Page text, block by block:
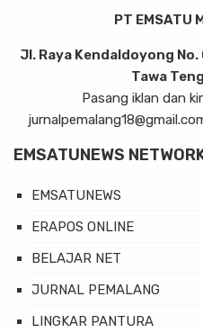
PT EMSATU
Jl. Raya Kendaldoyong
Tawa
Pasang iklan dan
EMSATUNEWS
EMSATUNEWS
ERAPOS ONLINE
BELAJAR NET
JURNAL PEMALANG
LINGKAR PANTURA